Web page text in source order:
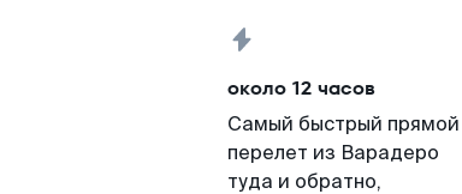
около 12 часов
Самый быстрый прямой
перелет из Варадеро
туда и обратно,